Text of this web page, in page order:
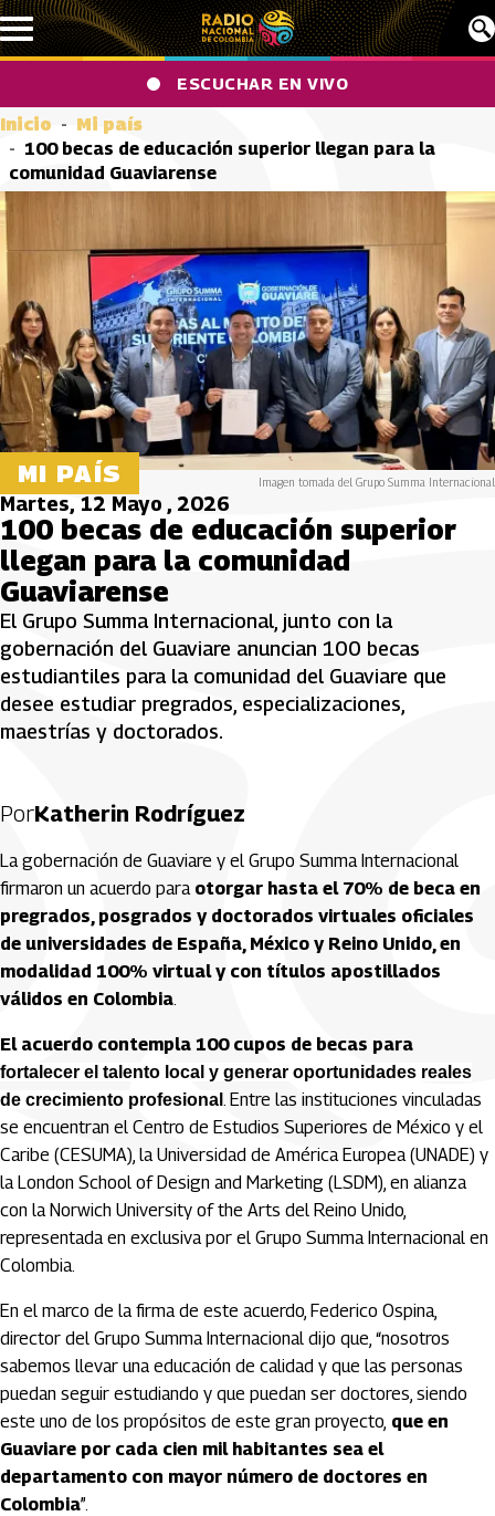
Pasar al contenido principal
ESCUCHAR EN VIVO
Inicio
Mi país
100 becas de educación superior llegan para la
comunidad Guaviarense
MI PAÍS Imagen tomada del Grupo Summa Internacional
Martes, 12 Mayo , 2026
100 becas de educación superior
llegan para la comunidad
Guaviarense
El Grupo Summa Internacional, junto con la
gobernación del Guaviare anuncian 100 becas
estudiantiles para la comunidad del Guaviare que
desee estudiar pregrados, especializaciones,
maestrías y doctorados.
PorKatherin Rodríguez
La gobernación de Guaviare y el Grupo Summa Internacional
firmaron un acuerdo para otorgar hasta el 70% de beca en
pregrados, posgrados y doctorados virtuales oficiales
de universidades de España, México y Reino Unido, en
modalidad 100% virtual y con títulos apostillados
válidos en Colombia.
El acuerdo contempla 100 cupos de becas para
fortalecer el talento local y generar oportunidades reales
de crecimiento profesional . Entre las instituciones vinculadas
se encuentran el Centro de Estudios Superiores de México y el
Caribe (CESUMA), la Universidad de América Europea (UNADE) y
la London School of Design and Marketing (LSDM), en alianza
con la Norwich University of the Arts del Reino Unido,
representada en exclusiva por el Grupo Summa Internacional en
Colombia.
En el marco de la firma de este acuerdo, Federico Ospina,
director del Grupo Summa Internacional dijo que, “nosotros
sabemos llevar una educación de calidad y que las personas
puedan seguir estudiando y que puedan ser doctores, siendo
este uno de los propósitos de este gran proyecto, que en
Guaviare por cada cien mil habitantes sea el
departamento con mayor número de doctores en
Colombia”.